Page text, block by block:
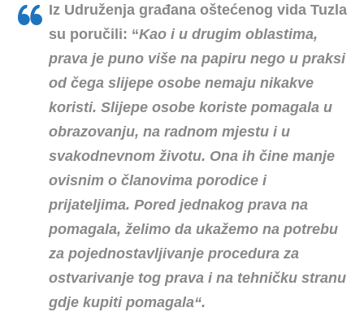
Iz Udruženja građana oštećenog vida Tuzla
su poručili: “Kao i u drugim oblastima,
prava je puno više na papiru nego u praksi
od čega slijepe osobe nemaju nikakve
koristi. Slijepe osobe koriste pomagala u
obrazovanju, na radnom mjestu i u
svakodnevnom životu. Ona ih čine manje
ovisnim o članovima porodice i
prijateljima. Pored jednakog prava na
pomagala, želimo da ukažemo na potrebu
za pojednostavljivanje procedura za
ostvarivanje tog prava i na tehničku stranu
gdje kupiti pomagala“.